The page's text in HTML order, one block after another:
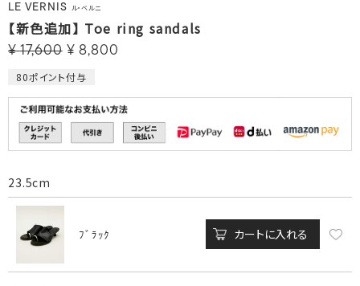
LE VERNIS ル・ベルニ
【新色追加】 Toe ring sandals
¥ 17,600 ¥ 8,800
80ポイント付与
23.5cm
ﾌﾞﾗｯｸ カートに入れる